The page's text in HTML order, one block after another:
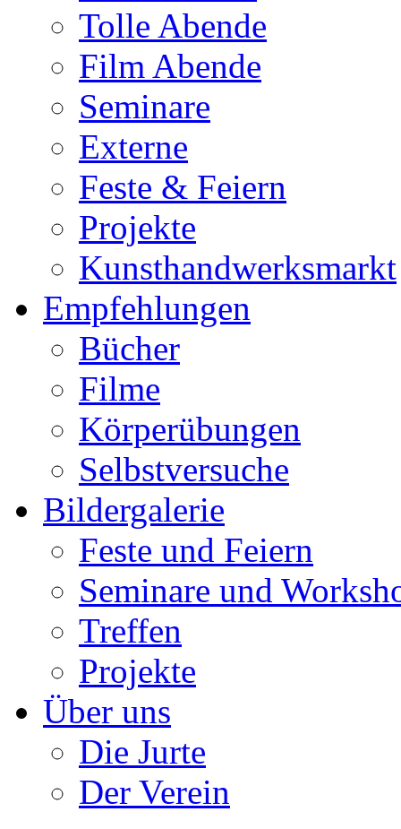
Tolle Abende
Film Abende
Seminare
Externe
Feste & Feiern
Projekte
Kunsthandwerksmarkt
Empfehlungen
Bücher
Filme
Körperübungen
Selbstversuche
Bildergalerie
Feste und Feiern
Seminare und
Treffen
Projekte
Über uns
Die Jurte
Der Verein